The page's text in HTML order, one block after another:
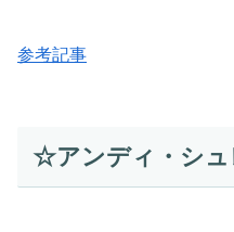
参考記事
☆アンディ・シュ